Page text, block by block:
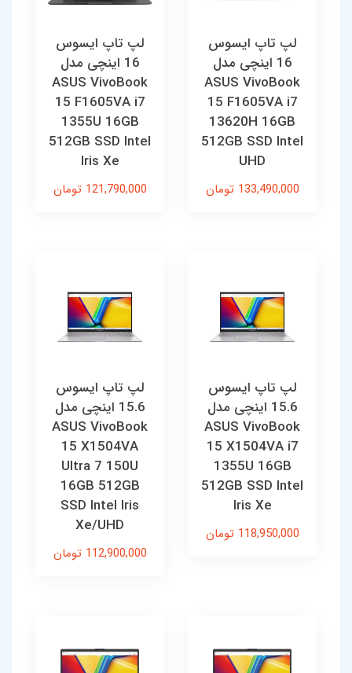
لپ تاپ ایسوس
16 اینچی مدل
ASUS VivoBook
15 F1605VA i7
13620H 16GB
512GB SSD Intel
UHD
133,490,000 تومان
لپ تاپ ایسوس
16 اینچی مدل
ASUS VivoBook
15 F1605VA i7
1355U 16GB
512GB SSD Intel
Iris Xe
121,790,000 تومان
لپ تاپ ایسوس
15.6 اینچی مدل
ASUS VivoBook
15 X1504VA i7
1355U 16GB
512GB SSD Intel
Iris Xe
118,950,000 تومان
لپ تاپ ایسوس
15.6 اینچی مدل
ASUS VivoBook
15 X1504VA
Ultra 7 150U
16GB 512GB
SSD Intel Iris
Xe/UHD
112,900,000 تومان